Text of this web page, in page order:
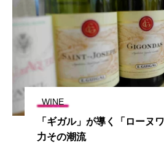
WINE
「ギガル」が導く「ローヌ
力その潮流